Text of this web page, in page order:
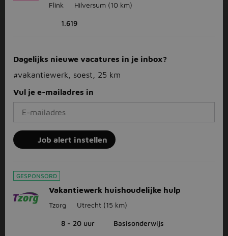
Flink Hilversum (10 km)
1.619
Dagelijks nieuwe vacatures in je inbox?
#vakantiewerk, soest, 25 km
Vul je e-mailadres in
Job alert instellen
GESPONSORD
Vakantiewerk huishoudelijke hulp
Tzorg Utrecht (15 km)
8 - 20 uur Basisonderwijs